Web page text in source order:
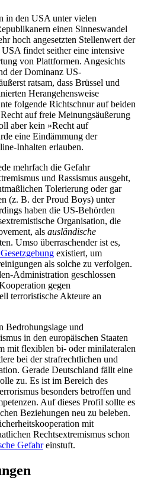
in den USA unter vielen
einen Sinneswandel
hoch angesetzten Stellenwert der
findet seither eine intensive
von Plattformen. Angesichts
der Dominanz US-
ratsam, dass Brüssel und
Heran­gehensweise
folgen­de Richtschnur auf beiden
auf freie Meinungsäußerung
aber kein »Recht auf
eine Eindämmung der
Inhal­ten erlauben.
mehrfach die Gefahr
und Rassismus ausgeht,
Tolerierung oder gar
(z. B. der Proud Boys) unter
haben die US-Behörden
Organi­sation, die
als ausländische
Umso überraschender ist es,
existiert, um
als solche zu verfolgen.
Administration geschlossen
gegen
terro­ristische Akteure an
Bedrohungslage und
in den europäischen Staaten
mit flexiblen bi- oder minilateralen
bei der strafrechtlichen und
Gerade Deutschland fällt eine
zu. Es ist im Bereich des
besonders betroffen und
Auf dieses Profil sollte es
Beziehungen neu zu be­leben.
mit
Rechtsextremismus schon
Gefahreinstuft.